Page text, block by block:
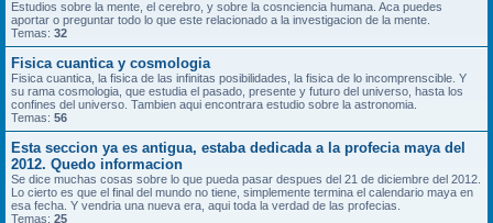
Estudios sobre la mente, el cerebro, y sobre la cosnciencia humana. Aca puedes
aportar o preguntar todo lo que este relacionado a la investigacion de la mente.
Temas: 32
Fisica cuantica y cosmologia
Fisica cuantica, la fisica de las infinitas posibilidades, la fisica de lo incomprenscible. Y
su rama cosmologia, que estudia el pasado, presente y futuro del universo, hasta los
confines del universo. Tambien aqui encontrara estudio sobre la astronomia.
Temas: 56
Esta seccion ya es antigua, estaba dedicada a la profecia maya del
2012. Quedo informacion
Se dice muchas cosas sobre lo que pueda pasar despues del 21 de diciembre del 2012.
Lo cierto es que el final del mundo no tiene, simplemente termina el calendario maya en
esa fecha. Y vendria una nueva era, aqui toda la verdad de las profecias.
Temas: 25